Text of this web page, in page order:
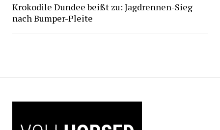
Krokodile Dundee beißt zu: Jagdrennen-Sieg
nach Bumper-Pleite